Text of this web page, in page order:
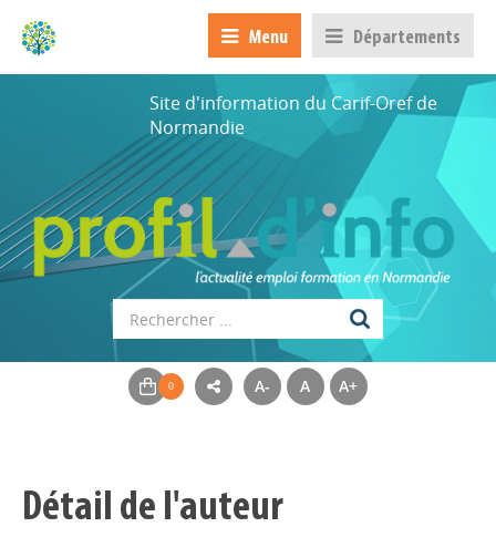
Menu Départements
Site d'information du Carif-Oref de
Normandie
A- A A+
Détail de l'auteur